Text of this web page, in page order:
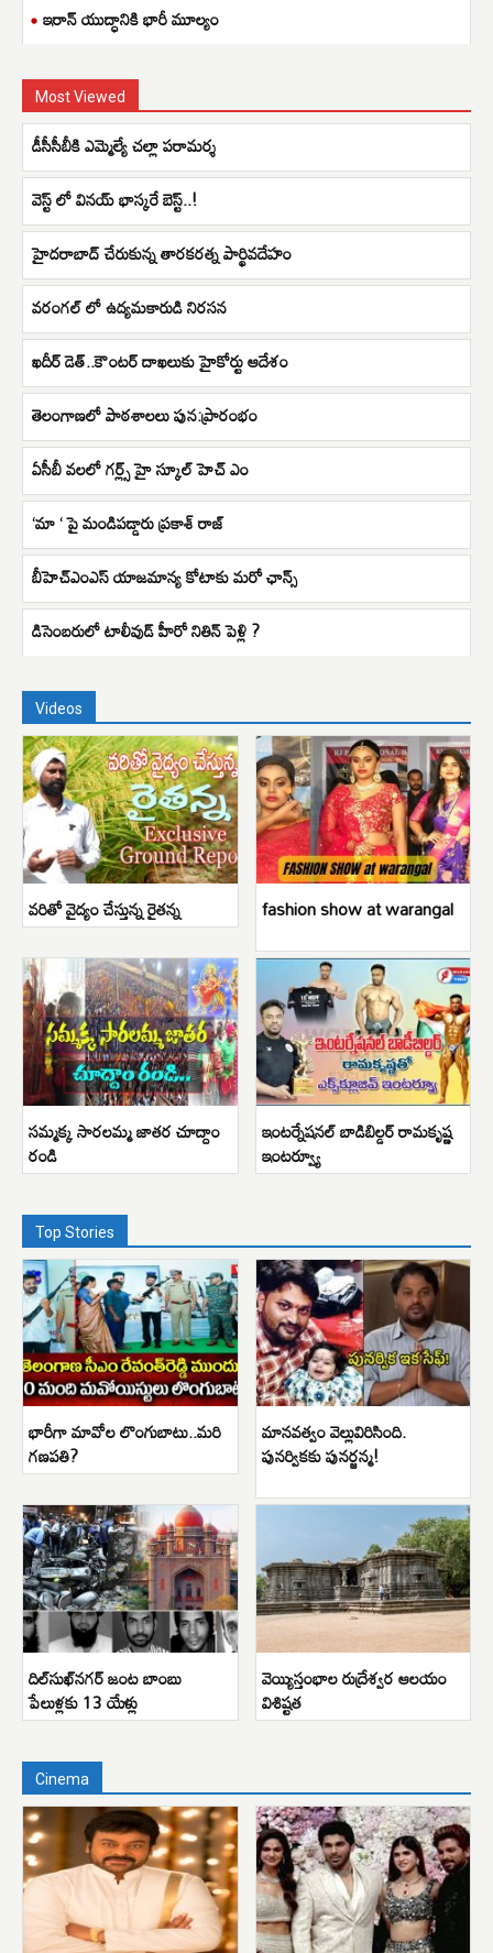
ఇరాన్ యుద్ధానికి భారీ మూల్యం
Most Viewed
డీసీసీబీకి ఎమ్మెల్యే చల్లా పరామర్శ
వెస్ట్ లో వినయ్ భాస్కరే బెస్ట్..!
హైదరాబాద్ చేరుకున్న తారకరత్న పార్థివదేహం
వరంగల్ లో ఉద్యమకారుడి నిరసన
ఖదీర్ డెత్..కౌంటర్ దాఖలుకు హైకోర్టు ఆదేశం
తెలంగాణలో పాఠశాలలు పున:ప్రారంభం
ఏసీబీ వలలో గర్ల్స్ హై స్కూల్ హెచ్ ఎం
‘మా ‘ పై మండిపడ్డారు ప్రకాశ్ రాజ్
బీహెచ్ఎంఎస్ యాజమాన్య కోటాకు మరో ఛాన్స్
డిసెంబరులో టాలీవుడ్ హీరో నితిన్ పెళ్లి ?
Videos
వరితో వైద్యం చేస్తున్న రైతన్న fashion show at warangal
సమ్మక్క సారలమ్మ జాతర చూద్దాం
రండి
ఇంటర్నేషనల్ బాడిబిల్డర్ రామకృష్ణ
ఇంటర్వ్యూ
Top Stories
భారీగా మావోల లొంగుబాటు..మరి
గణపతి?
మానవత్వం వెల్లువిరిసింది.
పునర్వికకు పునర్జన్మ!
దిల్‌సుఖ్‌నగర్ జంట బాంబు
పేలుళ్లకు 13 యేళ్లు
వెయ్యిస్తంభాల రుద్రేశ్వర ఆలయం
విశిష్టత
Cinema